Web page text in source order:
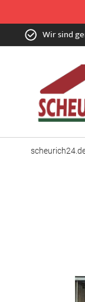
Zum
Inhalt Wir sind